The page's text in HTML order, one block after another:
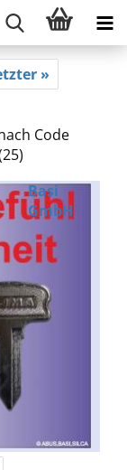
»
Code
Basi
GmbH